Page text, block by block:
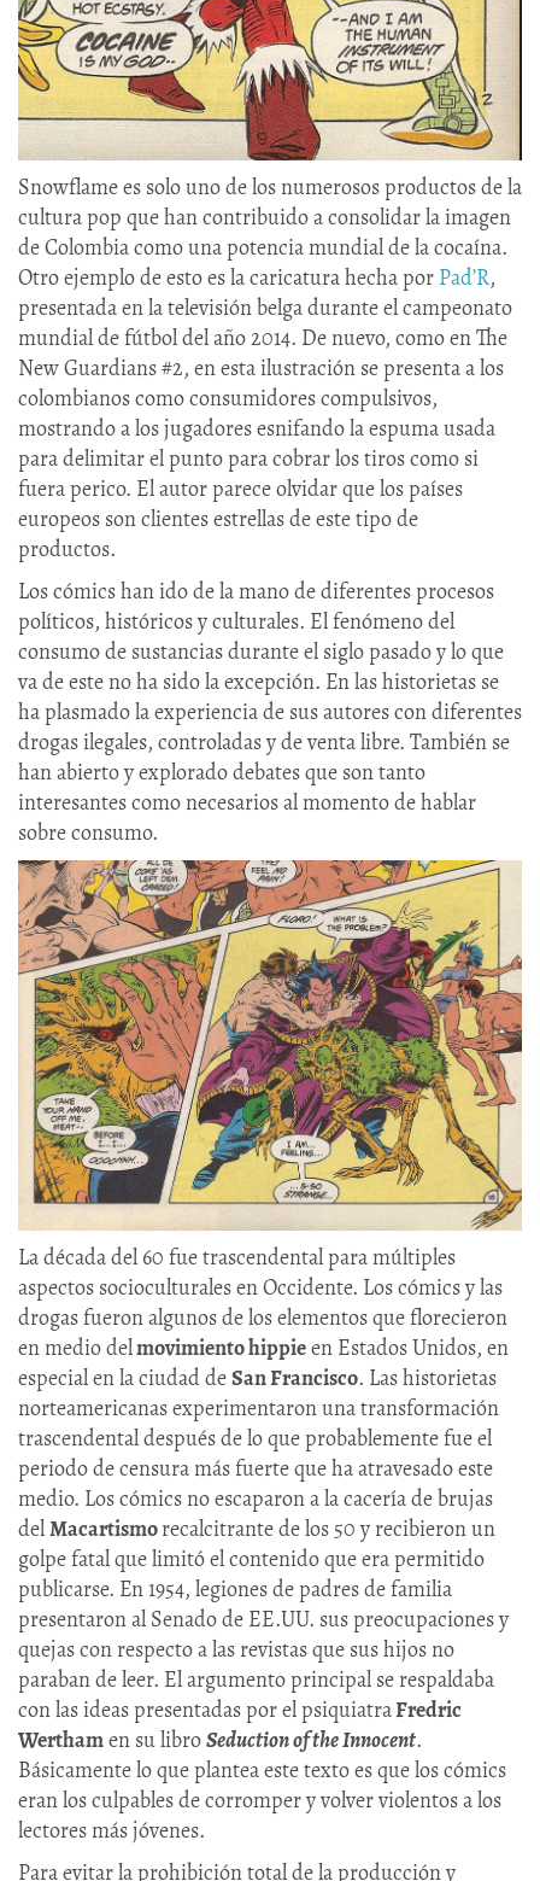
Snowflame es solo uno de los numerosos productos de la
cultura pop que han contribuido a consolidar la imagen
de Colombia como una potencia mundial de la cocaína.
Otro ejemplo de esto es la caricatura hecha por Pad’R,
presentada en la televisión belga durante el campeonato
mundial de fútbol del año 2014. De nuevo, como en The
New Guardians #2, en esta ilustración se presenta a los
colombianos como consumidores compulsivos,
mostrando a los jugadores esnifando la espuma usada
para delimitar el punto para cobrar los tiros como si
fuera perico. El autor parece olvidar que los países
europeos son clientes estrellas de este tipo de
productos.
Los cómics han ido de la mano de diferentes procesos
políticos, históricos y culturales. El fenómeno del
consumo de sustancias durante el siglo pasado y lo que
va de este no ha sido la excepción. En las historietas se
ha plasmado la experiencia de sus autores con diferentes
drogas ilegales, controladas y de venta libre. También se
han abierto y explorado debates que son tanto
interesantes como necesarios al momento de hablar
sobre consumo.
La década del 60 fue trascendental para múltiples
aspectos socioculturales en Occidente. Los cómics y las
drogas fueron algunos de los elementos que florecieron
en medio delmovimiento hippieen Estados Unidos, en
especial en la ciudad deSan Francisco. Las historietas
norteamericanas experimentaron una transformación
trascendental después de lo que probablemente fue el
periodo de censura más fuerte que ha atravesado este
medio. Los cómics no escaparon a la cacería de brujas
delMacartismorecalcitrante de los 50 y recibieron un
golpe fatal que limitó el contenido que era permitido
publicarse. En 1954, legiones de padres de familia
presentaron al Senado de EE.UU. sus preocupaciones y
quejas con respecto a las revistas que sus hijos no
paraban de leer. El argumento principal se respaldaba
con las ideas presentadas por el psiquiatraFredric
Werthamen su libroSeduction of the Innocent.
Básicamente lo que plantea este texto es que los cómics
eran los culpables de corromper y volver violentos a los
lectores más jóvenes.
Para evitar la prohibición total de la producción y